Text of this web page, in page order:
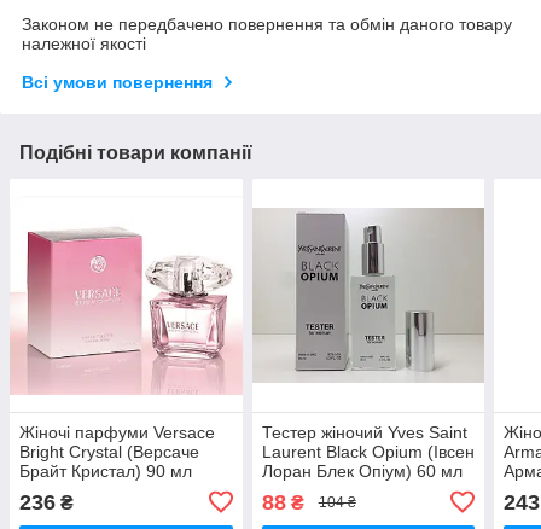
Законом не передбачено повернення та обмін даного товару
належної якості
Всі умови повернення
Подібні товари компанії
Жіночі парфуми Versace
Bright Crystal (Версаче
Брайт Кристал) 90 мл
236 ₴
Тестер жіночий Yves Saint
Laurent Black Opium (Івсен
Лоран Блек Опіум) 60 мл
88₴ 104 ₴ 243